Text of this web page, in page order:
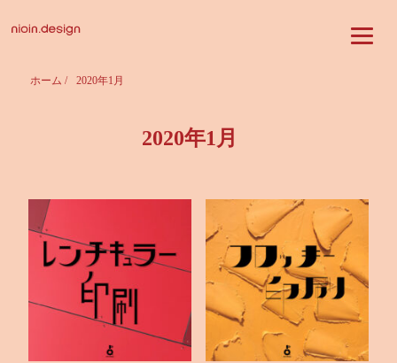
ホーム / 2020年1月
2020年1月